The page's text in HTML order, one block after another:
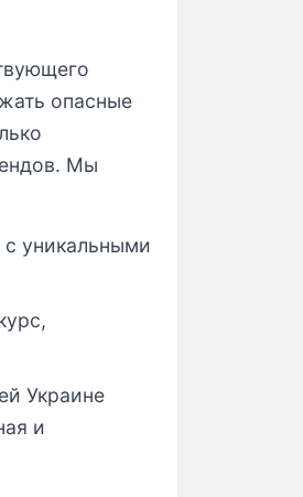
опасные
Мы
с уникальными
Украине
и